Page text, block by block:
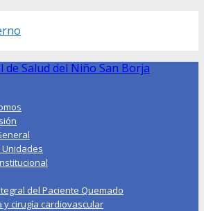
del Paciente Quemado
y cirugía cardiovascular